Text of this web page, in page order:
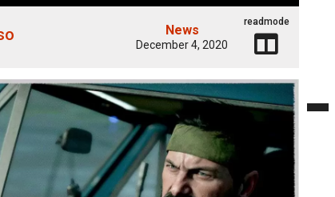
News
December 4, 2020
readmode